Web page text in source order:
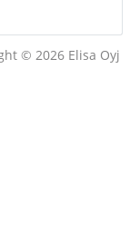
© 2026 Elisa Oyj